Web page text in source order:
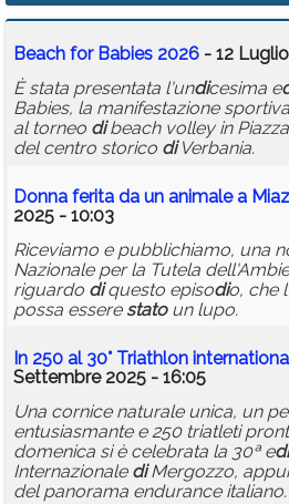
Calendario
Annunci
Beach for Babies 2026 - 12
È stata presentata l'undicesima e
Babies, la manifestazione
al torneo dibeach volley in
del centro storico diVerbania.
Donna ferita da un animale a
2025 - 10:03
Riceviamo e pubblichiamo, una
Nazionale per la Tutela
riguardo diquesto episodio, che l'
possa essere statoun lupo.
In 250 al 30° Triathlon
Settembre 2025 - 16:05
Una cornice naturale unica, un
entusiasmante e 250 triatleti
domenica si è celebrata la 30ª edi
Internazionale diMergozzo,
del panorama endurance italiano.